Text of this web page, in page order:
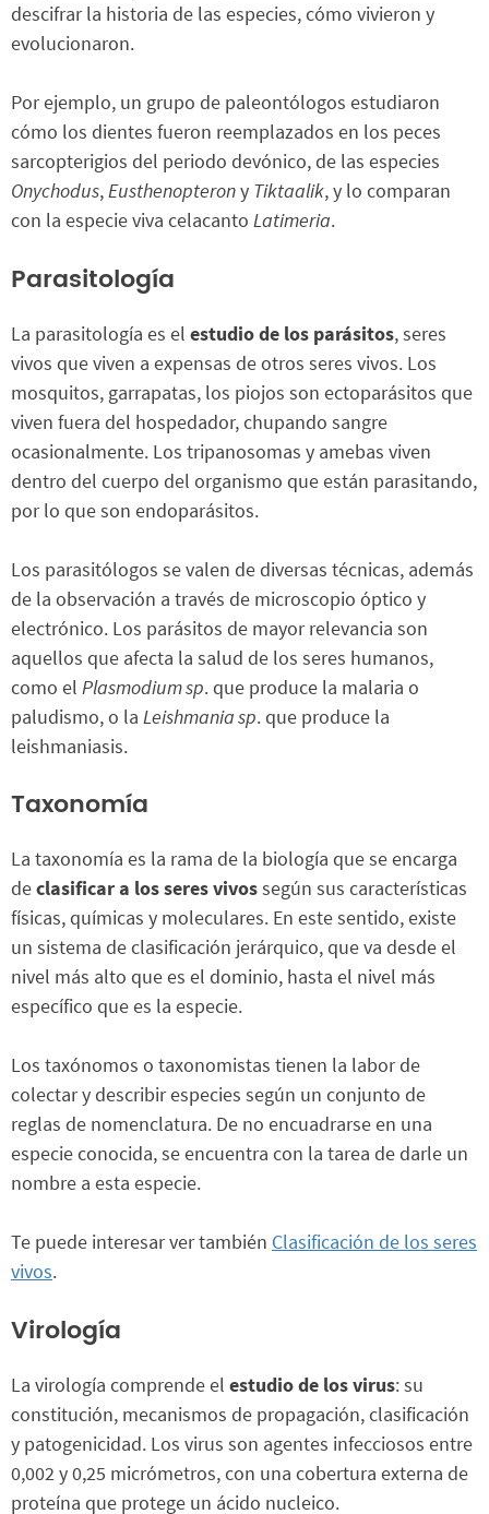
descifrar la historia de las especies, cómo vivieron y
evolucionaron.
Por ejemplo, un grupo de paleontólogos estudiaron
cómo los dientes fueron reemplazados en los peces
sarcopterigios del periodo devónico, de las especies
Onychodus,Eusthenopterony Tiktaalik, y lo comparan
con la especie viva celacanto Latimeria.
Parasitología
La parasitología es el estudio de los parásitos, seres
vivos que viven a expensas de otros seres vivos. Los
mosquitos, garrapatas, los piojos son ectoparásitos que
viven fuera del hospedador, chupando sangre
ocasionalmente. Los tripanosomas y amebas viven
dentro del cuerpo del organismo que están parasitando,
por lo que son endoparásitos.
Los parasitólogos se valen de diversas técnicas, además
de la observación a través de microscopio óptico y
electrónico. Los parásitos de mayor relevancia son
aquellos que afecta la salud de los seres humanos,
como el Plasmodium sp. que produce la malaria o
paludismo, o la Leishmania sp. que produce la
leishmaniasis.
Taxonomía
La taxonomía es la rama de la biología que se encarga
declasificar a los seres vivossegún sus características
físicas, químicas y moleculares. En este sentido, existe
un sistema de clasificación jerárquico, que va desde el
nivel más alto que es el dominio, hasta el nivel más
específico que es la especie.
Los taxónomos o taxonomistas tienen la labor de
colectar y describir especies según un conjunto de
reglas de nomenclatura. De no encuadrarse en una
especie conocida, se encuentra con la tarea de darle un
nombre a esta especie.
Te puede interesar ver también Clasificación de los seres
vivos.
Virología
La virología comprende el estudio de los virus: su
constitución, mecanismos de propagación, clasificación
y patogenicidad. Los virus son agentes infecciosos entre
0,002 y 0,25 micrómetros, con una cobertura externa de
proteína que protege un ácido nucleico.